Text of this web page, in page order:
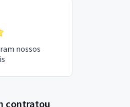
nossos
contratou